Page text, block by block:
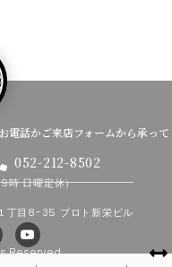
電話かご来店フォームから承って
052-212-8502
時 日曜定休）
丁目8-35 プロト新栄ビル
Y
o
u
Reserved.